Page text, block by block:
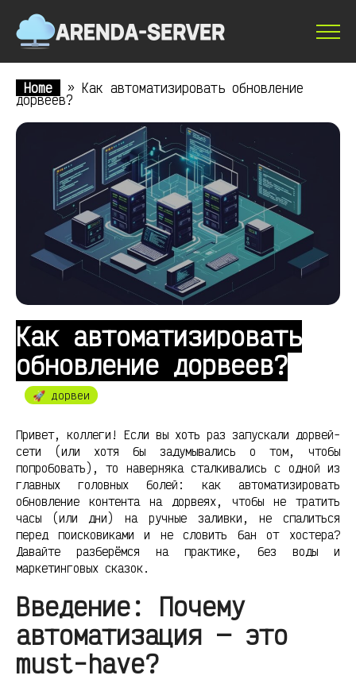
Home » Как автоматизировать обновление
дорвеев?
Как автоматизировать
обновление дорвеев?
🚀 дорвеи
Привет, коллеги! Если вы хоть раз запускали дорвей-
сети (или хотя бы задумывались о том, чтобы
попробовать), то наверняка сталкивались с одной из
главных головных болей: как автоматизировать
обновление контента на дорвеях, чтобы не тратить
часы (или дни) на ручные заливки, не спалиться
перед поисковиками и не словить бан от хостера?
Давайте разберёмся на практике, без воды и
маркетинговых сказок.
Введение: Почему
автоматизация — это
must-have?